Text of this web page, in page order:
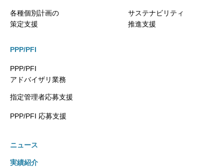
各種個別計画の
策定支援
サステナビリティ
推進支援
PPP/PFI
PPP/PFI
アドバイザリ業務
指定管理者応募支援
PPP/PFI 応募支援
ニュース
実績紹介